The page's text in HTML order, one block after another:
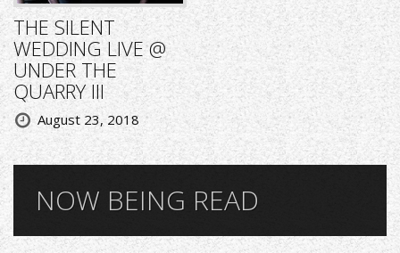
THE SILENT
WEDDING LIVE @
UNDER THE
QUARRY III
August 23, 2018
NOW BEING READ